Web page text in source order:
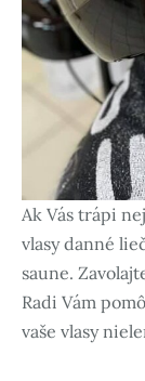
Ak Vás trápi
vlasy danné
saune.
Radi Vám
vaše vlasy